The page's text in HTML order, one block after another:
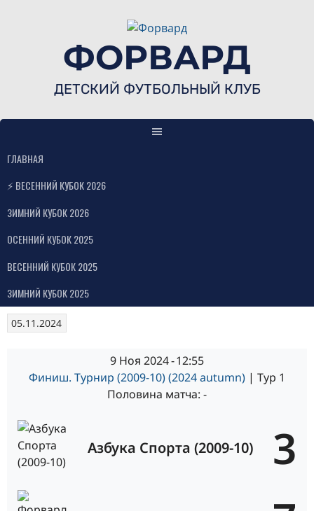
ФОРВАРД
ДЕТСКИЙ ФУТБОЛЬНЫЙ КЛУБ
ГЛАВНАЯ
⚡ ВЕСЕННИЙ КУБОК 2026
ЗИМНИЙ КУБОК 2026
ОСЕННИЙ КУБОК 2025
ВЕСЕННИЙ КУБОК 2025
ЗИМНИЙ КУБОК 2025
05.11.2024
9 Ноя 2024-12:55
Финиш. Турнир (2009-10) (2024 autumn) | Тур 1
Половина матча: -
Азбука Спорта (2009-10) 3